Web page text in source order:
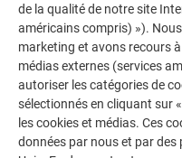
LAISSEZ-VOUS
AUTRES BÂTIMENTS
La galerie de
polyvalence de
de la qualité de notre site
américains compris) »).
marketing et avons recours
médias externes (services
autoriser les catégories de
sélectionnés en cliquant sur
les cookies et médias. Ces
données par nous et par